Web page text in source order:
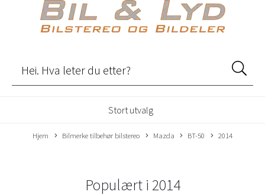
Stort utvalg
Hjem Bilmerke tilbehør bilstereo Mazda BT-50 2014
Populært i 2014